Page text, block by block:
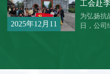
2025年12月11
工会赴
为弘扬抗
日，公司